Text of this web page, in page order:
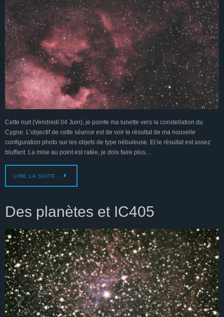
Cette nuit (Vendredi 04 Juin), je pointe ma lunette vers la constellation du
Cygne. L’objectif de cette séance est de voir le résultat de ma nouvelle
configuration photo sur les objets de type nébuleuse. Et le résultat est assez
bluffant. La mise au point est ratée, je dois faire plus…
LIRE LA SUITE…
Des planètes et IC405